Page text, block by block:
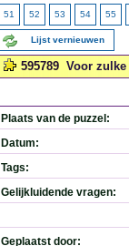
51 52 53 54 55
Lijst vernieuwen
595789 Voor
Plaats van de puzzel:
Datum:
Tags:
Gelijkluidende vragen:
Geplaatst door: